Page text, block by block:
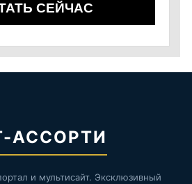
СЕЙЧАС
АССОРТИ
и мультисайт. Эксклюзивный